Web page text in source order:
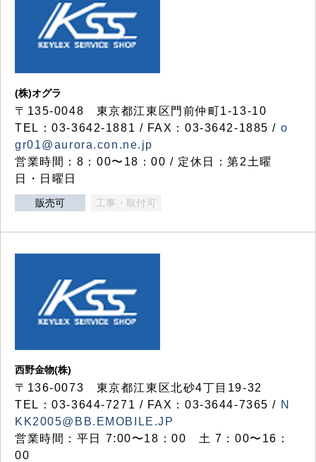
(株)オグラ
〒135-0048 東京都江東区門前仲町1-13-10
TEL：03-3642-1881 / FAX：03-3642-1885 / o
gr01@aurora.con.ne.jp
営業時間：8：00〜18：00 / 定休日：第2土曜
日・日曜日
販売可 工事・取付可
西野金物(株)
〒136-0073 東京都江東区北砂4丁目19-32
TEL：03‐3644‐7271 / FAX：03-3644-7365 / N
KK2005@BB.EMOBILE.JP
営業時間：平日 7:00〜18：00 土 7：00〜16：
00